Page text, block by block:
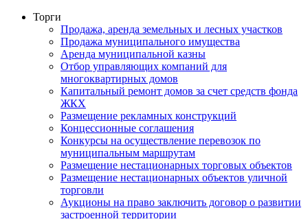
Торги
Продажа, аренда земельных и лесных участков
Продажа муниципального имущества
Аренда муниципальной казны
Отбор управляющих компаний для
многоквартирных домов
Капитальный ремонт домов за счет средств фонда
ЖКХ
Размещение рекламных конструкций
Концессионные соглашения
Конкурсы на осуществление перевозок по
муниципальным маршрутам
Размещение нестационарных торговых объектов
Размещение нестационарных объектов уличной
торговли
Аукционы на право заключить договор о развитии
застроенной территории